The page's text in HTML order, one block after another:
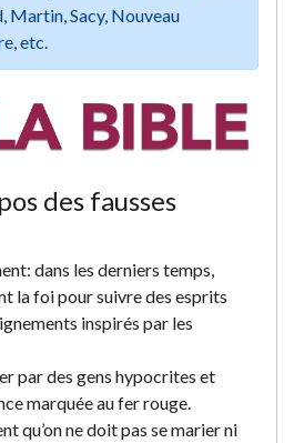
Martin, Sacy, Nouveau
etc.
des fausses
dans les derniers temps,
la foi pour suivre des esprits
inspirés par les
par des gens hypocrites et
marquée au fer rouge.
qu’on ne doit pas se marier ni